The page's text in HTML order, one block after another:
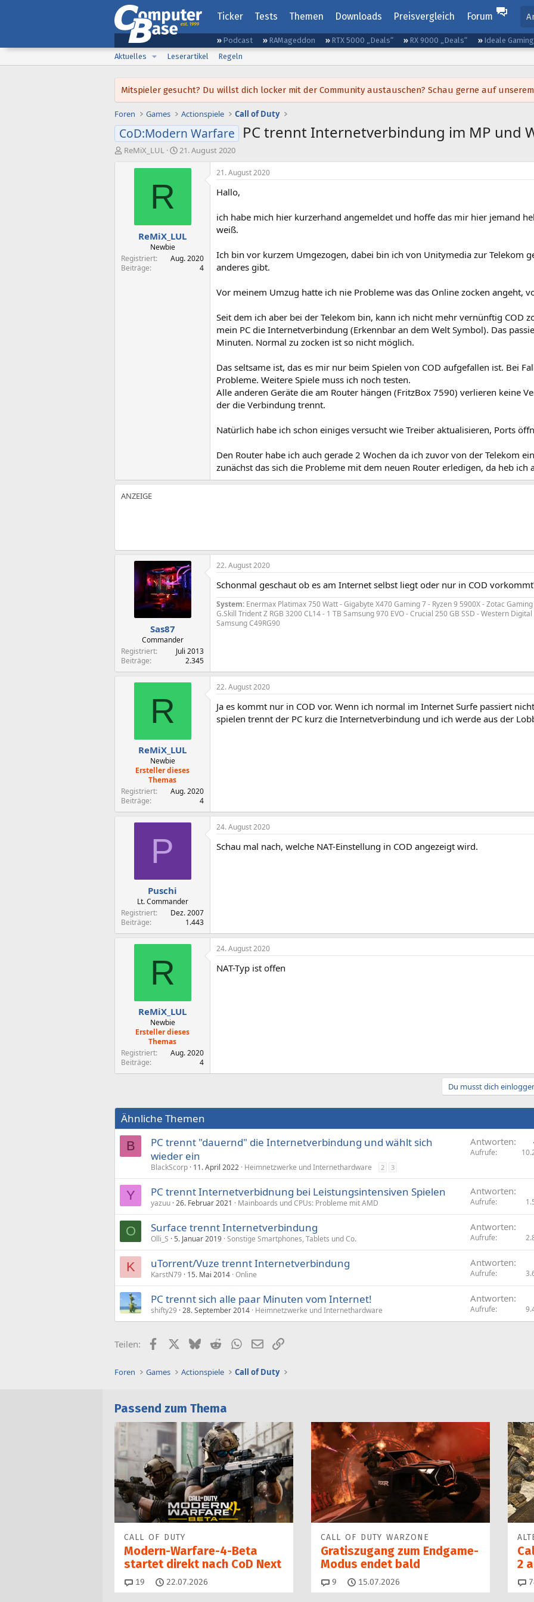
Ticker Tests Themen Downloads Preisvergleich Forum
Podcast RAMageddon RTX 5000 „Deals“ RX 9000 „Deals“ Ideale
Aktuelles
Leserartikel Regeln
Mitspieler gesucht? Du willst dich locker mit der Community austauschen? Schau gerne auf unserem
Foren Games Actionspiele Call of Duty
CoD:Modern Warfare PC trennt Internetverbindung im MP und
E
ReMiX_LUL
E
s
t
a
21. August 2020
R
ReMiX_LUL
Newbie
Registriert
Aug. 2020
Beiträge
4
21. August 2020
Hallo,
ich habe mich hier kurzerhand angemeldet und hoffe das mir hier jemand
weiß.
Ich bin vor kurzem Umgezogen, dabei bin ich von Unitymedia zur Telekom
anderes gibt.
Vor meinem Umzug hatte ich nie Probleme was das Online zocken angeht,
Seit dem ich aber bei der Telekom bin, kann ich nicht mehr vernünftig COD
mein PC die Internetverbindung (Erkennbar an dem Welt Symbol). Das
Minuten. Normal zu zocken ist so nicht möglich.
Das seltsame ist, das es mir nur beim Spielen von COD aufgefallen ist. Bei
Probleme. Weitere Spiele muss ich noch testen.
Alle anderen Geräte die am Router hängen (FritzBox 7590) verlieren keine
der die Verbindung trennt.
Natürlich habe ich schon einiges versucht wie Treiber aktualisieren, Ports
Den Router habe ich auch gerade 2 Wochen da ich zuvor von der Telekom
zunächst das sich die Probleme mit dem neuen Router erledigen, da heb ich
Sas87
Commander
Registriert
Juli 2013
Beiträge
2.345
22. August 2020
Schonmal geschaut ob es am Internet selbst liegt oder nur in COD
System: Enermax Platimax 750 Watt - Gigabyte X470 Gaming 7 - Ryzen 9 5900X - Zotac
G.Skill Trident Z RGB 3200 CL14 - 1 TB Samsung 970 EVO - Crucial 250 GB SSD - Western
Samsung C49RG90
R
ReMiX_LUL
Newbie
Ersteller dieses
Themas
Registriert
Aug. 2020
Beiträge
4
22. August 2020
Ja es kommt nur in COD vor. Wenn ich normal im Internet Surfe passiert
spielen trennt der PC kurz die Internetverbindung und ich werde aus der
P
Puschi
Lt. Commander
Registriert
Dez. 2007
Beiträge
1.443
24. August 2020
Schau mal nach, welche NAT-Einstellung in COD angezeigt wird.
R
ReMiX_LUL
Newbie
Ersteller dieses
Themas
Registriert
Aug. 2020
Beiträge
4
24. August 2020
NAT-Typ ist offen
Du musst dich
Ähnliche Themen
B
PC trennt "dauernd" die Internetverbindung und wählt sich
wieder ein
BlackScorp 11. April 2022 Heimnetzwerke und Internethardware 2 3
Antworten
Aufrufe
Y PC trennt Internetverbidnung bei Leistungsintensiven Spielen
yazuu 26. Februar 2021 Mainboards und CPUs: Probleme mit AMD
Antworten
Aufrufe
O Surface trennt Internetverbindung
Olli_S 5. Januar 2019 Sonstige Smartphones, Tablets und Co.
Antworten
Aufrufe
K uTorrent/Vuze trennt Internetverbindung
KarstN79 15. Mai 2014 Online
Antworten
Aufrufe
PC trennt sich alle paar Minuten vom Internet!
shifty29 28. September 2014 Heimnetzwerke und Internethardware
Antworten
Aufrufe
Teilen: FacebookX (Twitter)
BlueskyRedditWhatsApp
E-MailLink
Foren Games Actionspiele Call of Duty
Passend zum Thema
CALL OF DUTY
Modern-Warfare-4-Beta
startet direkt nach CoD Next
19 Kommentare
22.07.2026
CALL OF DUTY WARZONE
Gratiszugang zum Endgame-
Modus endet bald
9 Kommentare
15.07.2026
2